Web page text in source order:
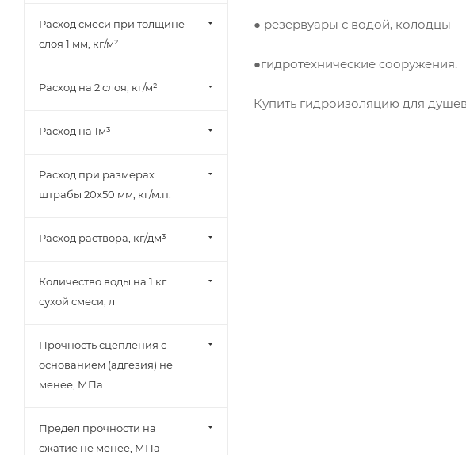
● резервуары с водой, колодцы
●гидротехнические сооружения.
Купить гидроизоляцию для
устойчивый к УФ (3)
экологичный (
Расход смеси при толщине
слоя 1 мм, кг/м²
Расход на 2 слоя, кг/м²
Расход на 1м³
Расход при размерах
штрабы 20х50 мм, кг/м.п.
Расход раствора, кг/дм³
Количество воды на 1 кг
сухой смеси, л
Прочность сцепления с
основанием (адгезия) не
менее, МПа
Предел прочности на
сжатие не менее, МПа